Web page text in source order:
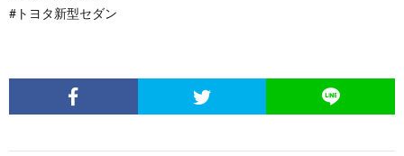
#トヨタ新型セダン